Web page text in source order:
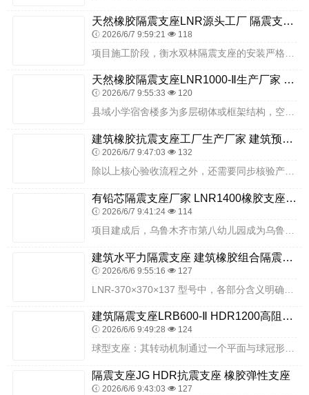
天然橡胶隔震支座LNR源头工厂 隔震支座LRB600 LRB橡胶隔震支座1000生产厂家
2026/6/7 9:59:21 118
天然橡胶隔震支座LNR1000-Ⅱ生产厂家 建筑铅芯橡胶减隔震支座厂家 LNR天然隔震支座
2026/6/7 9:55:33 120
县域小学宿舍楼多为多层砌体或框架结构，空间布局规整、开间较小、人员密集，传统抗震设计在高烈度地震下易出现墙体开裂、局部倒塌、构件损伤等安全隐患，影响学生住宿安全...
建筑橡胶抗震支座工厂生产厂家 建筑预制楼梯橡胶隔震支座 的隔震支座
2026/6/7 9:47:03 132
有铅芯隔震支座厂家 LNR1400橡胶支座厂家电话 建筑隔震摩擦摆支座
2026/6/7 9:41:24 114
建筑水平力隔震支座 建筑橡胶组合隔震支座源头工厂 隔震橡胶支座厂家报价
2026/6/6 9:55:16 127
建筑隔震支座LRB600-Ⅱ HDR1200高阻尼橡胶支座多少钱 天然隔震支座LNR厂家
2026/6/6 9:49:28 124
球型支座：其转动机制通过一个平面与球冠形的钢衬板对磨实现，与盆式支座功能相似，但通常具有更灵活的转动性能。安装施工过程中，基础支墩施工完成并达到设计强度后，开始...
隔震支座JG HDR抗震支座 橡胶弹性支座
2026/6/6 9:43:03 127